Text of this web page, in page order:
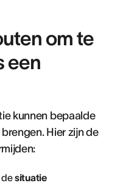
om te
een
kunnen bepaalde
Hier zijn de
desituatie